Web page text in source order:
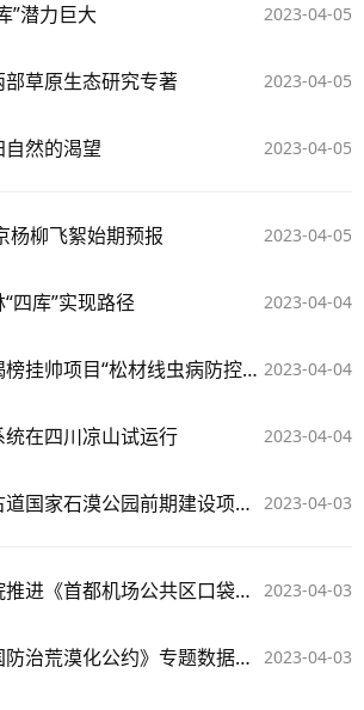
2023-04-05
”潜力巨大
2023-04-05
草原生态研究专著
2023-04-05
然的渴望
2023-04-05
杨柳飞絮始期预报
2023-04-04
四库”实现路径
2023-04-04
国家林草局应急揭榜挂帅项目“松材线虫病防控关键技术研究与示范”通过验收
2023-04-04
在四川凉山试运行
2023-04-03
《广东乳源西京古道国家石漠公园前期建设项目实施方案（2022-2025年）》通过评审
2023-04-03
国家林草局发展院推进《首都机场公共区口袋公园及步道凉亭建设项目可行性研究报告》
2023-04-03
​我国履行《联合国防治荒漠化公约》专题数据报告编写完成